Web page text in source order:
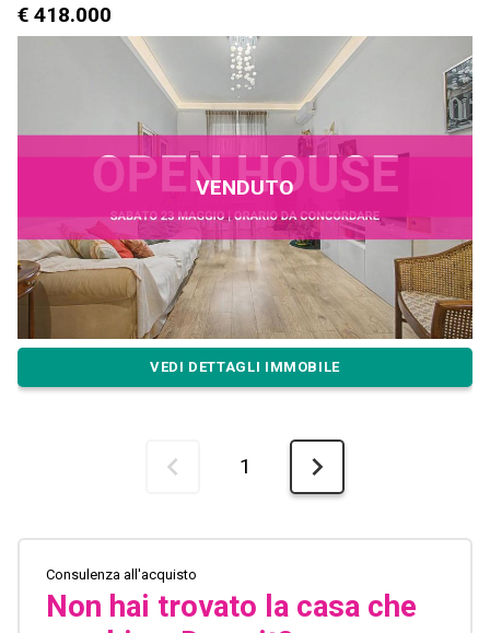
€ 418.000
VENDUTO
VEDI DETTAGLI IMMOBILE
1
Consulenza all'acquisto
Non hai trovato la casa che